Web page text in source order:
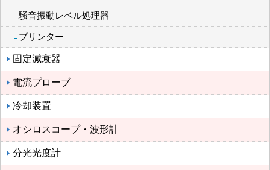
騒音振動レベル処理器
プリンター
固定減衰器
電流プローブ
冷却装置
オシロスコープ・波形計
分光光度計